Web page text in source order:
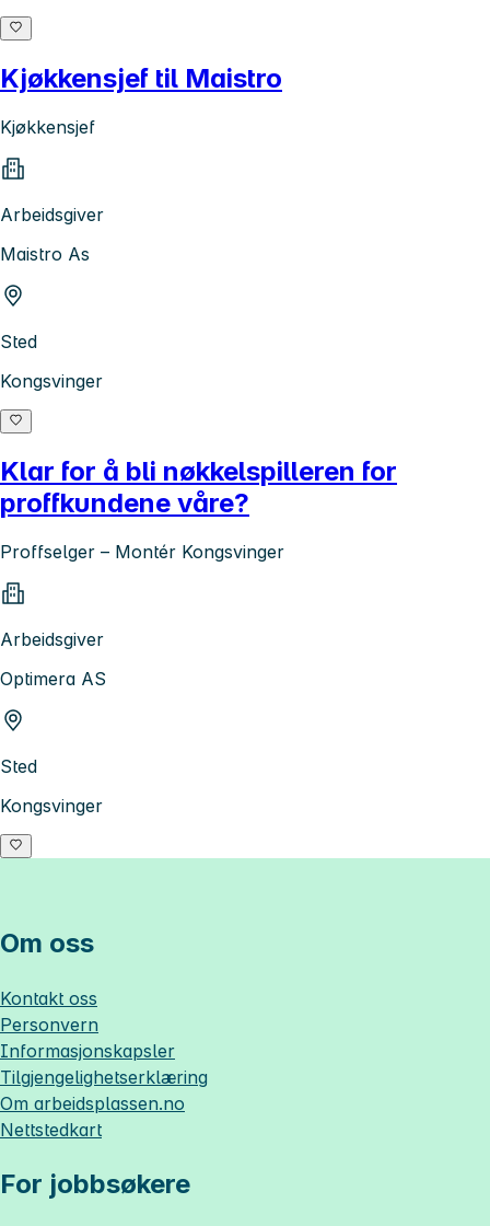
Kjøkkensjef til Maistro
Kjøkkensjef
Arbeidsgiver
Maistro As
Sted
Kongsvinger
Klar for å bli nøkkelspilleren for
proffkundene våre?
Proffselger – Montér Kongsvinger
Arbeidsgiver
Optimera AS
Sted
Kongsvinger
Om oss
Kontakt oss
Personvern
Informasjonskapsler
Tilgjengelighetserklæring
Om arbeidsplassen.no
Nettstedkart
For jobbsøkere